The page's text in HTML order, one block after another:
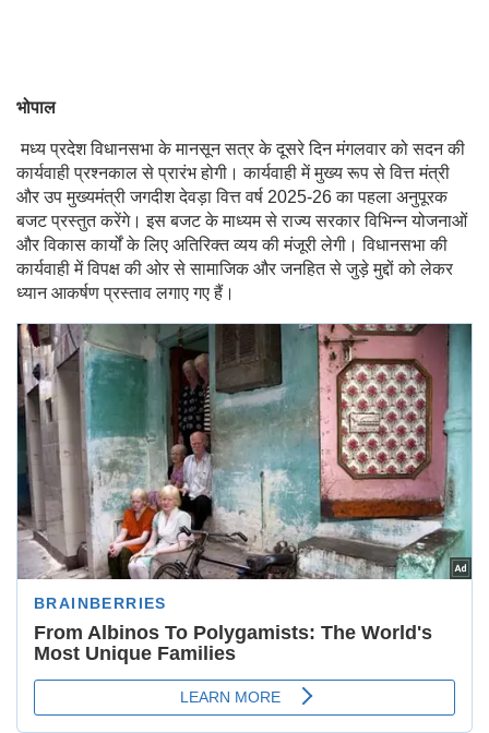
भोपाल
मध्य प्रदेश विधानसभा के मानसून सत्र के दूसरे दिन मंगलवार को सदन की
कार्यवाही प्रश्नकाल से प्रारंभ होगी। कार्यवाही में मुख्य रूप से वित्त मंत्री
और उप मुख्यमंत्री जगदीश देवड़ा वित्त वर्ष 2025-26 का पहला अनुपूरक
बजट प्रस्तुत करेंगे। इस बजट के माध्यम से राज्य सरकार विभिन्न योजनाओं
और विकास कार्यों के लिए अतिरिक्त व्यय की मंजूरी लेगी। विधानसभा की
कार्यवाही में विपक्ष की ओर से सामाजिक और जनहित से जुड़े मुद्दों को लेकर
ध्यान आकर्षण प्रस्ताव लगाए गए हैं।